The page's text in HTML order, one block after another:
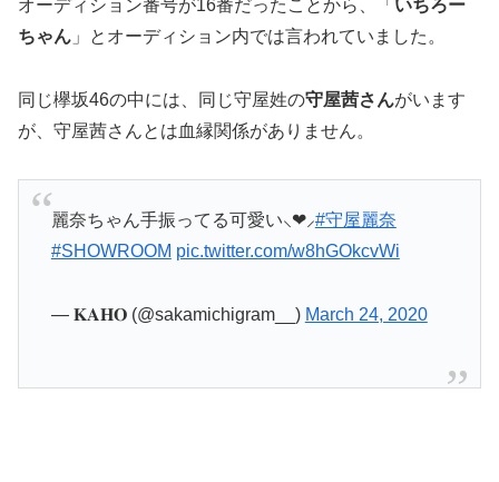
オーディション番号が16番だったことから、「 いちろー
ちゃん 」とオーディション内では言われていました。
同じ欅坂46の中には、同じ守屋姓の守屋茜さんがいます
が、守屋茜さんとは血縁関係がありません。
麗奈ちゃん手振ってる可愛い⸜❤︎⸝‍#守屋麗奈
#SHOWROOM pic.twitter.com/w8hGOkcvWi
— 𝐊𝐀𝐇𝐎 (@sakamichigram__) March 24, 2020